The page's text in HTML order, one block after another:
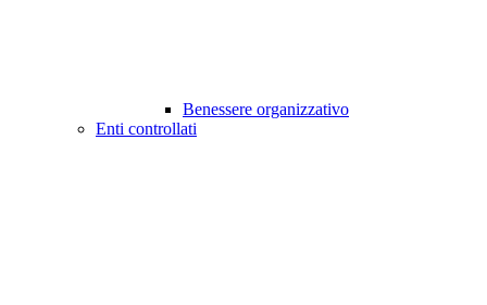
Benessere organizzativo
Enti controllati